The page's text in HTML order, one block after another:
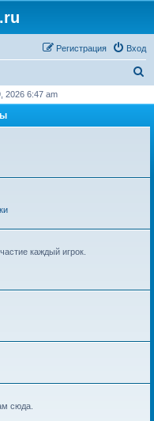
Вход
Регистрация
с
2026 6:47 am
каждый игрок.
сюда.